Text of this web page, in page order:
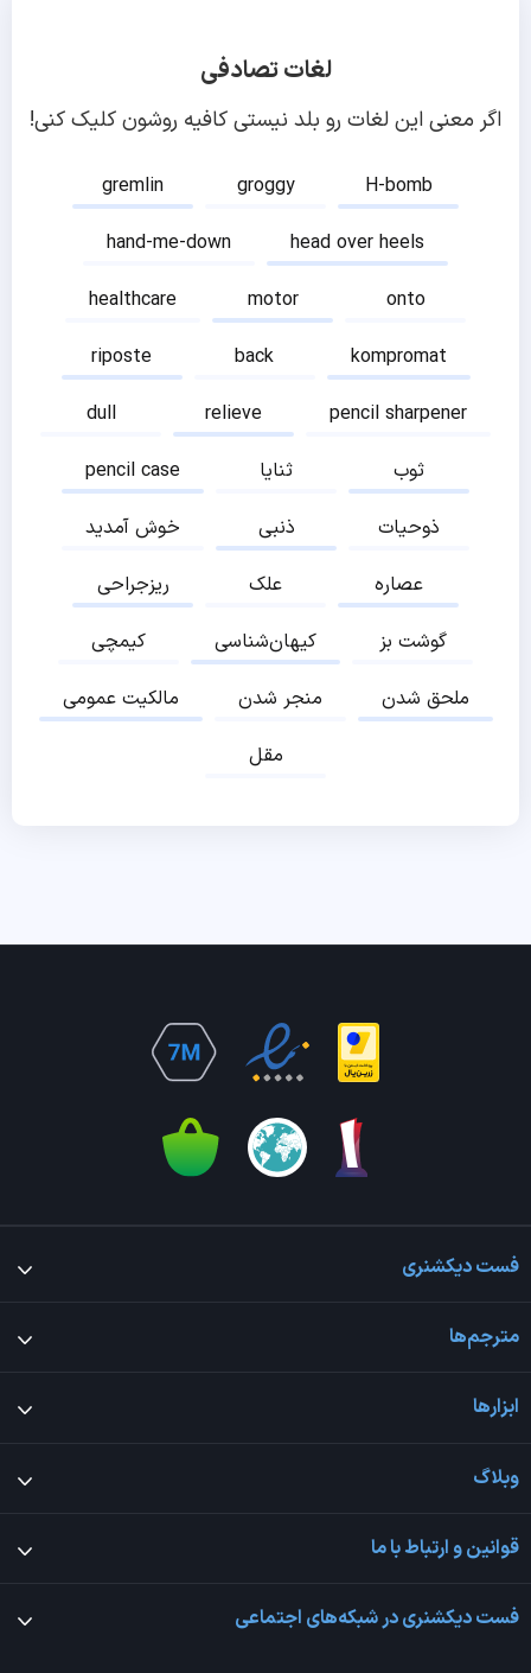
لغات تصادفی
اگر معنی این لغات رو بلد نیستی کافیه روشون کلیک کنی!
gremlin groggy
H-bomb
hand-me-down
head over heels
healthcare
motor
onto
riposte
back
kompromat
dull
relieve
pencil sharpener
pencil case
ثنایا
ثوب
خوش آمدید
ذنبی
ذوحیات
ریزجراحی
علک
عصاره
کیمچی
کیهان‌شناسی
گوشت بز
مالکیت عمومی
منجر شدن
ملحق شدن
مقل
فست دیکشنری
مترجم‌ها
ابزارها
وبلاگ
قوانین و ارتباط با ما
فست دیکشنری در شبکه‌های اجتماعی